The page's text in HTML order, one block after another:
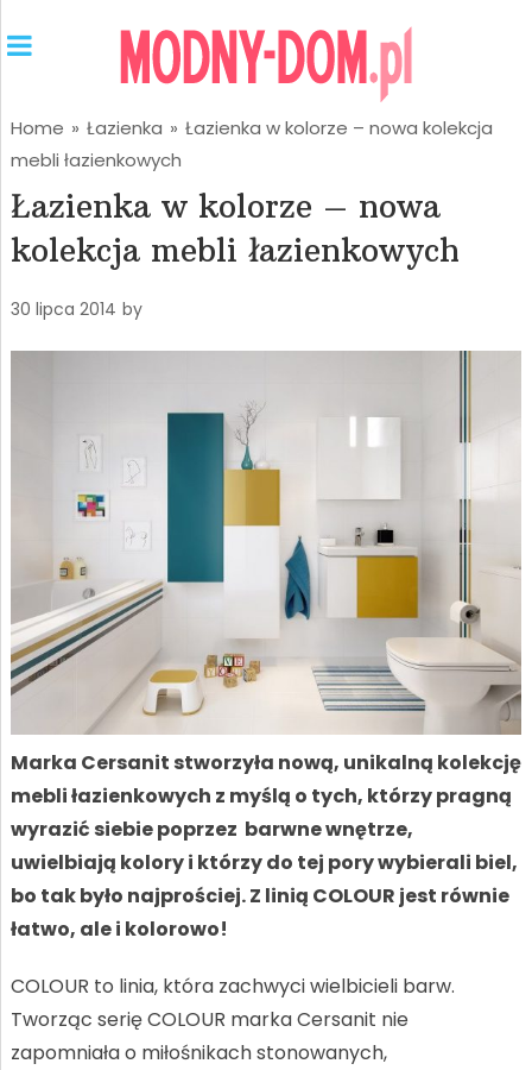
Home » Łazienka » Łazienka w kolorze – nowa kolekcja
mebli łazienkowych
Łazienka w kolorze – nowa
kolekcja mebli łazienkowych
30 lipca 2014 by
Marka Cersanit stworzyła nową, unikalną kolekcję
mebli łazienkowych z myślą o tych, którzy pragną
wyrazić siebie poprzez barwne wnętrze,
uwielbiają kolory i którzy do tej pory wybierali biel,
bo tak było najprościej. Z linią COLOUR jest równie
łatwo, ale i kolorowo!
COLOUR to linia, która zachwyci wielbicieli barw.
Tworząc serię COLOUR marka Cersanit nie
zapomniała o miłośnikach stonowanych,